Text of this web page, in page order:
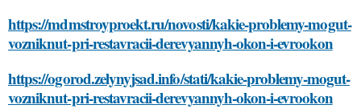
https://mdmstroyproekt.ru/novosti/kakie-problemy-mogut-
vozniknut-pri-restavracii-derevyannyh-okon-i-evrookon
https://ogorod.zelynyjsad.info/stati/kakie-problemy-mogut-
vozniknut-pri-restavracii-derevyannyh-okon-i-evrookon